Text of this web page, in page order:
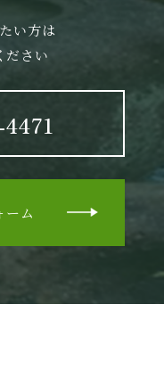
い方は
ださい
ーム